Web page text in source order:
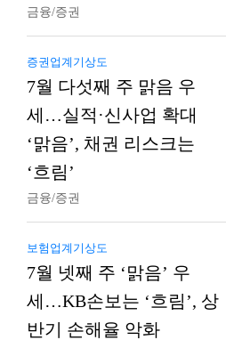
금융/증권
증권업계기상도
7월 다섯째 주 맑음 우
세…실적·신사업 확대
‘맑음’, 채권 리스크는
‘흐림’
금융/증권
보험업계기상도
7월 넷째 주 ‘맑음’ 우
세…KB손보는 ‘흐림’, 상
반기 손해율 악화